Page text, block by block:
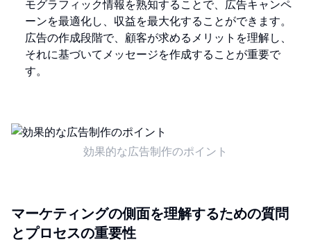
モグラフィック情報を熟知することで、広告キャンペ
ーンを最適化し、収益を最大化することができます。
広告の作成段階で、顧客が求めるメリットを理解し、
それに基づいてメッセージを作成することが重要で
す。
効果的な広告制作のポイント
マーケティングの側面を理解するための質問
とプロセスの重要性